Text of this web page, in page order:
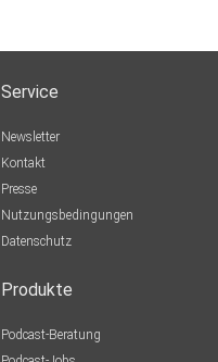
Service
Newsletter
Kontakt
Presse
Nutzungsbedingungen
Datenschutz
Produkte
Podcast-Beratung